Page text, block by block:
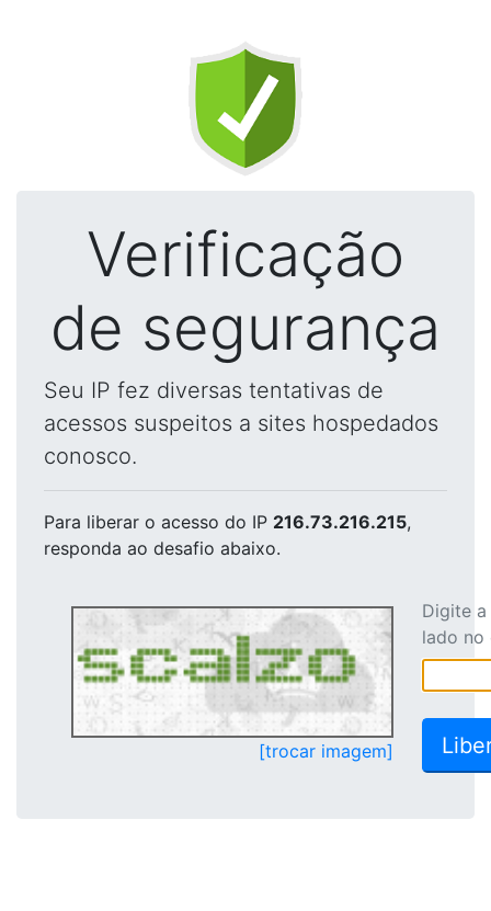
Verificação
de segurança
Seu IP fez diversas tentativas de
acessos suspeitos a sites hospedados
conosco.
Para liberar o acesso do IP 216.73.216.215,
responda ao desafio abaixo.
[trocar imagem]
Digite
lado no